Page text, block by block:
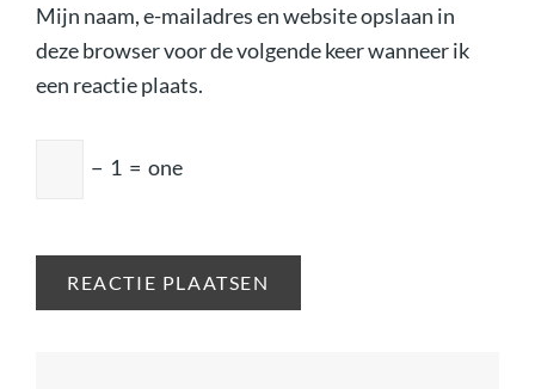
Mijn naam, e-mailadres en website opslaan in
deze browser voor de volgende keer wanneer ik
een reactie plaats.
− 1 = one